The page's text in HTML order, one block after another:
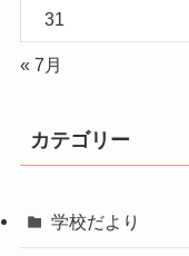
31
« 7月
カテゴリー
学校だより